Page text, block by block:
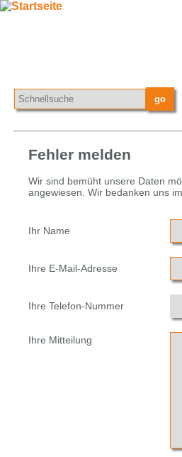
Fehler melden
Wir sind bemüht unsere Daten
angewiesen. Wir bedanken uns
Ihr Name
Ihre E-Mail-Adresse
Ihre Telefon-Nummer
Ihre Mitteilung